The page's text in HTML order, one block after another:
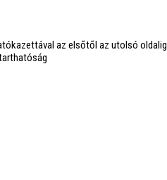
az elsőtől az utolsó oldalig